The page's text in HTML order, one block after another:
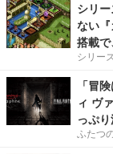
シリ
ない
搭載で
シリー
「冒
ィ ヴ
っぷ
ふたつ